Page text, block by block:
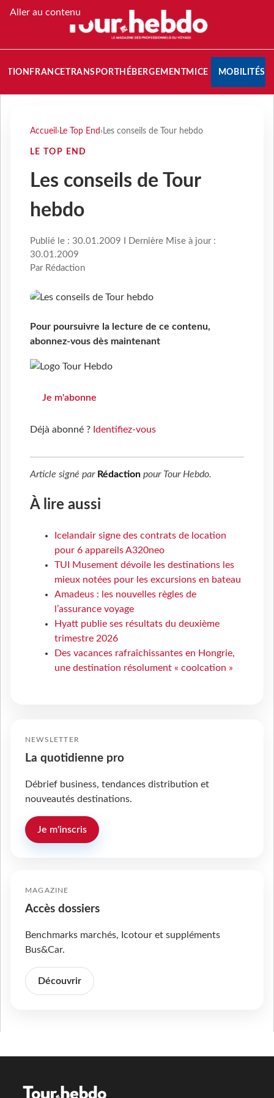
Aller au contenu
FRANCETRANSPORT HÉBERGEMENTMICE MOBILITÉS
Accueil › Le Top End › Les conseils de Tour hebdo
LE TOP END
Les conseils de Tour
hebdo
Publié le : 30.01.2009 I Dernière Mise à jour :
30.01.2009
Par Rédaction
Pour poursuivre la lecture de ce contenu,
abonnez-vous dès maintenant
Je m'abonne
Déjà abonné ? Identifiez-vous
Article signé par Rédaction pour Tour Hebdo.
À lire aussi
Icelandair signe des contrats de location
pour 6 appareils A320neo
TUI Musement dévoile les destinations les
mieux notées pour les excursions en bateau
Amadeus : les nouvelles règles de
l’assurance voyage
Hyatt publie ses résultats du deuxième
trimestre 2026
Des vacances rafraîchissantes en Hongrie,
une destination résolument « coolcation »
NEWSLETTER
La quotidienne pro
Débrief business, tendances distribution et
nouveautés destinations.
Je m'inscris
MAGAZINE
Accès dossiers
Benchmarks marchés, Icotour et suppléments
Bus&Car.
Découvrir